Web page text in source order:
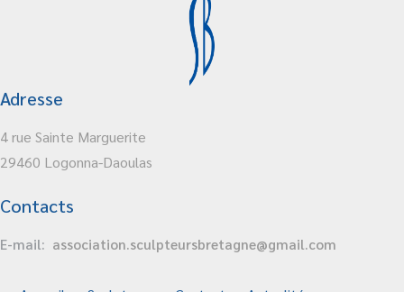
Adresse
4 rue Sainte Marguerite
29460 Logonna-Daoulas
Contacts
E-mail: association.sculpteursbretagne@gmail.com